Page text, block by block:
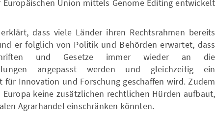
Europäischen Union mittels Genome Editing entwickelt
dass viele Länder ihren Rechtsrahmen bereits
er folglich von Politik und Behörden erwartet, dass
und Gesetze immer wieder an die
angepasst werden und gleichzeitig ein
für Innovation und Forschung geschaffen wird. Zudem
Europa keine zusätzlichen rechtlichen Hürden aufbaut,
Agrarhandel einschränken könnten.